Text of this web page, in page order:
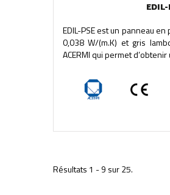
EDIL-PSE est un panneau
0,038 W/(m.K) et gris
ACERMI qui permet d’obtenir
Résultats 1 - 9 sur 25.